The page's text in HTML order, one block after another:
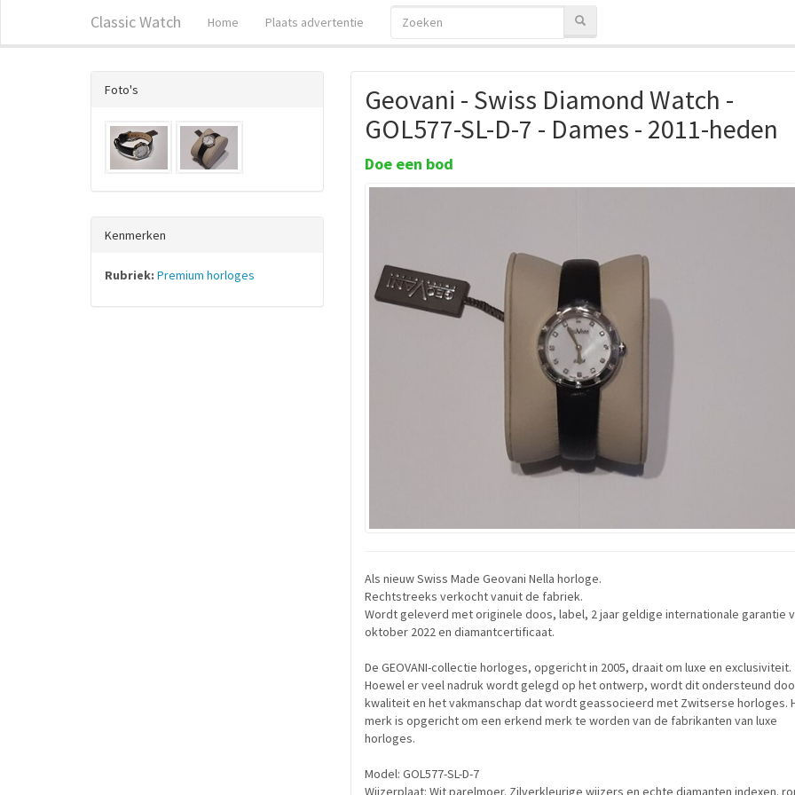
Classic Watch Home Plaats advertentie
Geovani - Swiss Diamond Watch -
GOL577-SL-D-7 - Dames - 2011-heden
Doe een bod
Als nieuw Swiss Made Geovani Nella horloge.
Rechtstreeks verkocht vanuit de fabriek.
Wordt geleverd met originele doos, label, 2 jaar geldige internationale garantie
oktober 2022 en diamantcertificaat.
De GEOVANI-collectie horloges, opgericht in 2005, draait om luxe en exclusiviteit.
Hoewel er veel nadruk wordt gelegd op het ontwerp, wordt dit ondersteund
kwaliteit en het vakmanschap dat wordt geassocieerd met Zwitserse horloges.
merk is opgericht om een erkend merk te worden van de fabrikanten van luxe
horloges.
Model: GOL577-SL-D-7
Wijzerplaat: Wit parelmoer. Zilverkleurige wijzers en echte diamanten indexen.
Foto's
Kenmerken
Rubriek: Premium horloges